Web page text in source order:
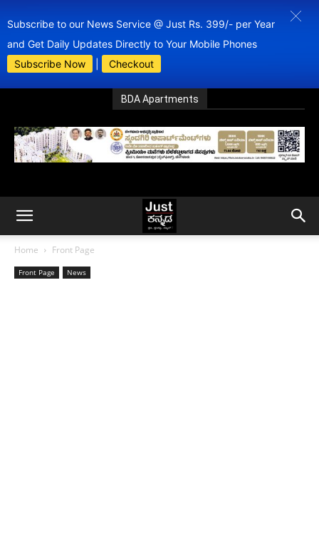
Subscribe to our News Service @ Just Rs. 399/- per Year
and Get Daily Updates Directly to Your Mobile Phones
Subscribe Now
Checkout
BDA Apartments
Home Front Page
Front Page News